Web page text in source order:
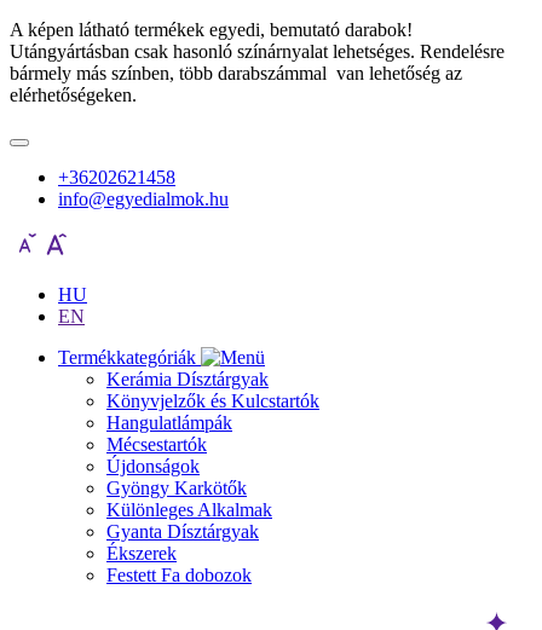
A képen látható termékek egyedi, bemutató darabok!
Utángyártásban csak hasonló színárnyalat lehetséges. Rendelésre
bármely más színben, több darabszámmal van lehetőség az
elérhetőségeken.
+36202621458
info@egyedialmok.hu
HU
EN
Termékkategóriák
Kerámia Dísztárgyak
Könyvjelzők és Kulcstartók
Hangulatlámpák
Mécsestartók
Újdonságok
Gyöngy Karkötők
Különleges Alkalmak
Gyanta Dísztárgyak
Ékszerek
Festett Fa dobozok